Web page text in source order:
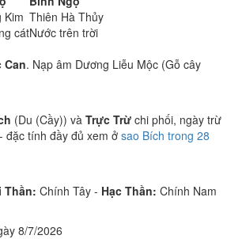
Kim Thiên Hà Thủy
cátNước trên trời
Can. Nạp âm Dương Liễu Mộc (Gỗ cây
(Du (Cầy)) và Trực Trừ chi phối, ngày trừ
đặc tính đầy đủ xem ở sao Bích trong 28
Thần: Chính Tây - Hạc Thần: Chính Nam
8/7/2026